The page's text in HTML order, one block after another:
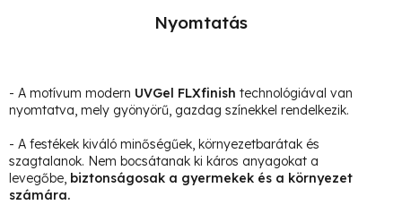
Nyomtatás
- A motívum modern UVGel FLXfinish technológiával van
nyomtatva, mely gyönyörű, gazdag színekkel rendelkezik.
- A festékek kiváló minőségűek, környezetbarátak és
szagtalanok. Nem bocsátanak ki káros anyagokat a
levegőbe, biztonságosak a gyermekek és a környezet
számára.